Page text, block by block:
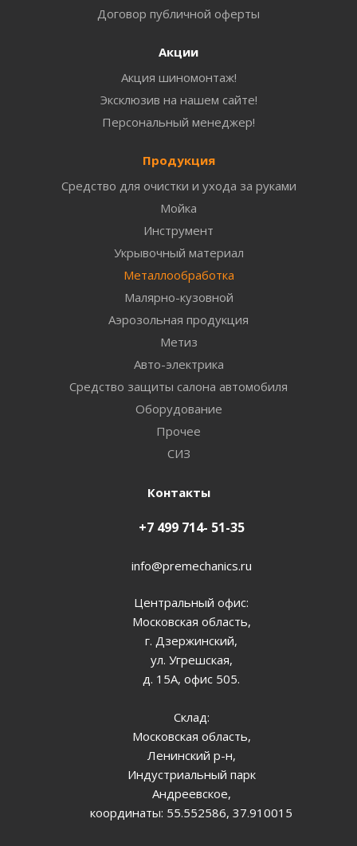
Договор публичной оферты
Акции
Акция шиномонтаж!
Эксклюзив на нашем сайте!
Персональный менеджер!
Продукция
Средство для очистки и ухода за руками
Мойка
Инструмент
Укрывочный материал
Металлообработка
Малярно-кузовной
Аэрозольная продукция
Метиз
Авто-электрика
Средство защиты салона автомобиля
Оборудование
Прочее
СИЗ
Контакты
+7 499 714- 51-35
info@premechanics.ru
Центральный офис:
Московская область,
г. Дзержинский,
ул. Угрешская,
д. 15А, офис 505.
Склад:
Московская область,
Ленинский р-н,
Индустриальный парк
Андреевское,
координаты: 55.552586, 37.910015